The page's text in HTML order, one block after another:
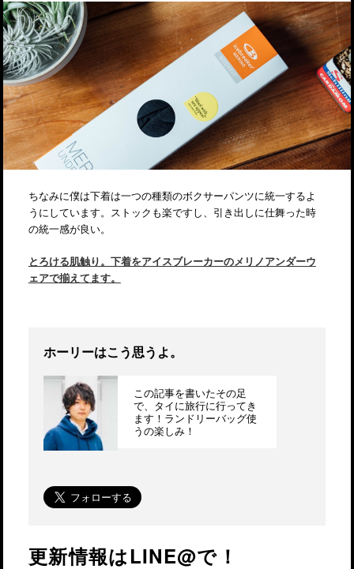
ちなみに僕は下着は一つの種類のボクサーパンツに統一するよ
うにしています。ストックも楽ですし、引き出しに仕舞った時
の統一感が良い。
とろける肌触り。下着をアイスブレーカーのメリノアンダーウ
ェアで揃えてます。
ホーリーはこう思うよ。
この記事を書いたその足
で、タイに旅行に行ってき
ます！ランドリーバッグ使
うの楽しみ！
更新情報はLINE@で！